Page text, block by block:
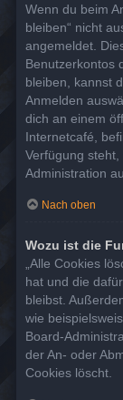
Wenn du beim
bleiben“ nicht
angemeldet.
Benutzerkontos
bleiben, kannst
Anmelden
dich an einem
Internetcafé,
Verfügung
Administration
Nach oben
Wozu ist die
„Alle Cookies
hat und die
bleibst.
wie
Board-
der An- oder
Cookies löscht.